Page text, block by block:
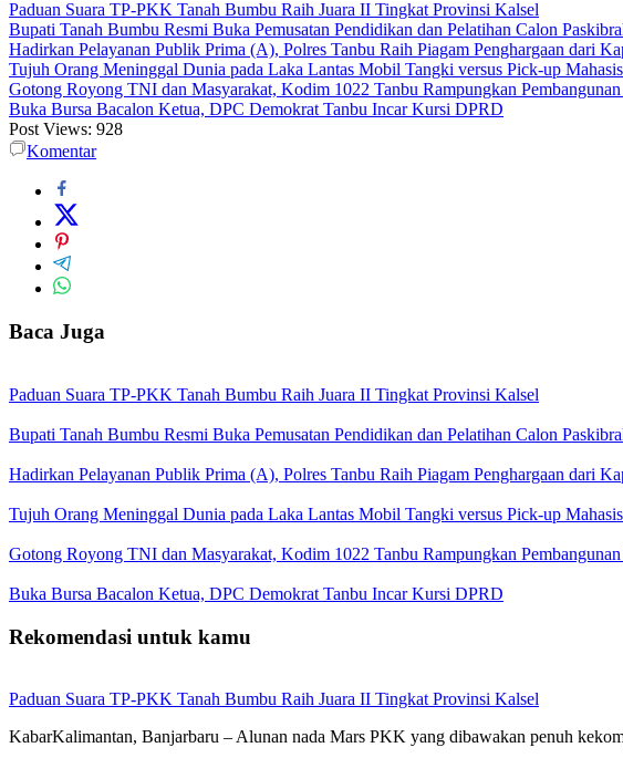
Paduan Suara TP-PKK Tanah Bumbu Raih Juara II Tingkat Provinsi Kalsel
Bupati Tanah Bumbu Resmi Buka Pemusatan Pendidikan dan Pelatihan Calon
Hadirkan Pelayanan Publik Prima (A), Polres Tanbu Raih Piagam Penghargaan dari
Tujuh Orang Meninggal Dunia pada Laka Lantas Mobil Tangki versus Pick-up
Gotong Royong TNI dan Masyarakat, Kodim 1022 Tanbu Rampungkan
Buka Bursa Bacalon Ketua, DPC Demokrat Tanbu Incar Kursi DPRD
Post Views: 928
Komentar
Baca Juga
Paduan Suara TP-PKK Tanah Bumbu Raih Juara II Tingkat Provinsi Kalsel
Bupati Tanah Bumbu Resmi Buka Pemusatan Pendidikan dan Pelatihan Calon
Hadirkan Pelayanan Publik Prima (A), Polres Tanbu Raih Piagam Penghargaan dari
Tujuh Orang Meninggal Dunia pada Laka Lantas Mobil Tangki versus Pick-up
Gotong Royong TNI dan Masyarakat, Kodim 1022 Tanbu Rampungkan
Buka Bursa Bacalon Ketua, DPC Demokrat Tanbu Incar Kursi DPRD
Rekomendasi untuk kamu
Paduan Suara TP-PKK Tanah Bumbu Raih Juara II Tingkat Provinsi Kalsel
KabarKalimantan, Banjarbaru – Alunan nada Mars PKK yang dibawakan penuh